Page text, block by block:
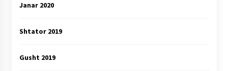
Janar 2020
Shtator 2019
Gusht 2019